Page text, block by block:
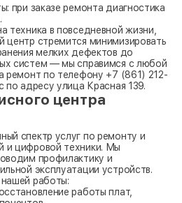
при заказе ремонта диагностика
техника в повседневной жизни,
центр стремится минимизировать
мелких дефектов до
систем — мы справимся с любой
ремонт по телефону +7 (861) 212-
по адресу улица Красная 139.
центра
спектр услуг по ремонту и
и цифровой техники. Мы
профилактику и
эксплуатации устройств.
работы:
работы плат,